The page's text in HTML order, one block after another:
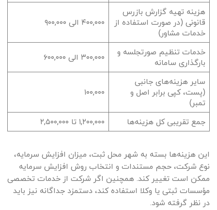
هزینه تهیه گزارش بازرس
قانونی (در صورت استفاده از
خدمات مشاور)
۴۰۰,۰۰۰ الی ۹۰۰,۰۰۰
خدمات تنظیم صورتجلسه و
بارگذاری سامانه
۳۰۰,۰۰۰ الی ۶۰۰,۰۰۰
سایر هزینه‌های جانبی
(پست، کپی برابر اصل و
تمبر)
۱۰۰,۰۰۰
جمع تقریبی کل هزینه‌ها ۱,۲۰۰,۰۰۰ تا ۲,۵۰۰,۰۰۰
این هزینه‌ها بسته به شهر محل ثبت، میزان افزایش سرمایه،
نوع شرکت، حجم مستندات و انتخاب روش افزایش سرمایه
ممکن است تغییر کند. همچنین اگر شرکت از خدمات تخصصی
مؤسسات ثبتی یا وکلا استفاده کند، دستمزد جداگانه نیز باید
در نظر گرفته شود.